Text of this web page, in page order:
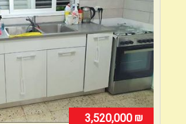
3,520,000 ₪